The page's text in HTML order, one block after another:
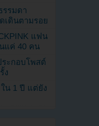
รรมดา
เดินตามรอย
แฟน
แค่ 40 คน
ะกอบโพสต์
ง
น 1 ปี แต่ยัง